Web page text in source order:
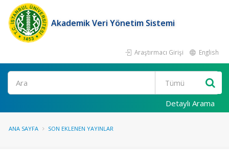
Akademik Veri Yönetim Sistemi
Araştırmacı Girişi English
Ara
Detaylı Arama
ANA SAYFA SON EKLENEN YAYINLAR